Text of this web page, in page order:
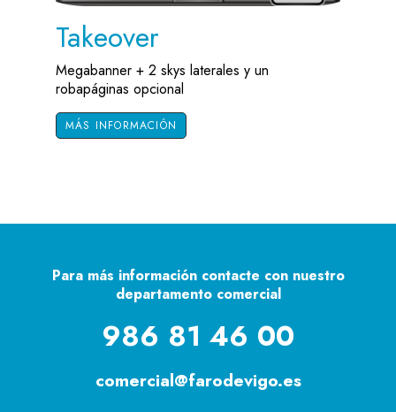
Takeover
Megabanner + 2 skys laterales y un
robapáginas opcional
MÁS INFORMACIÓN
Para más información contacte con nuestro
departamento comercial
986 81 46 00
comercial@farodevigo.es